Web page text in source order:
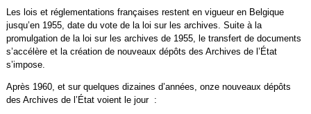
Les lois et réglementations françaises restent en vigueur en Belgique
jusqu’en 1955, date du vote de la loi sur les archives. Suite à la
promulgation de la loi sur les archives de 1955, le transfert de documents
s’accélère et la création de nouveaux dépôts des Archives de l’État
s’impose.
Après 1960, et sur quelques dizaines d’années, onze nouveaux dépôts
des Archives de l’État voient le jour :